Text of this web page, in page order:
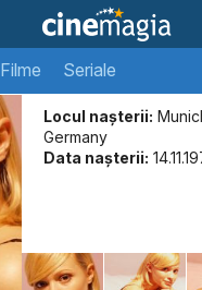
Filme Seriale
Locul naşterii:
Germany
Data naşterii: